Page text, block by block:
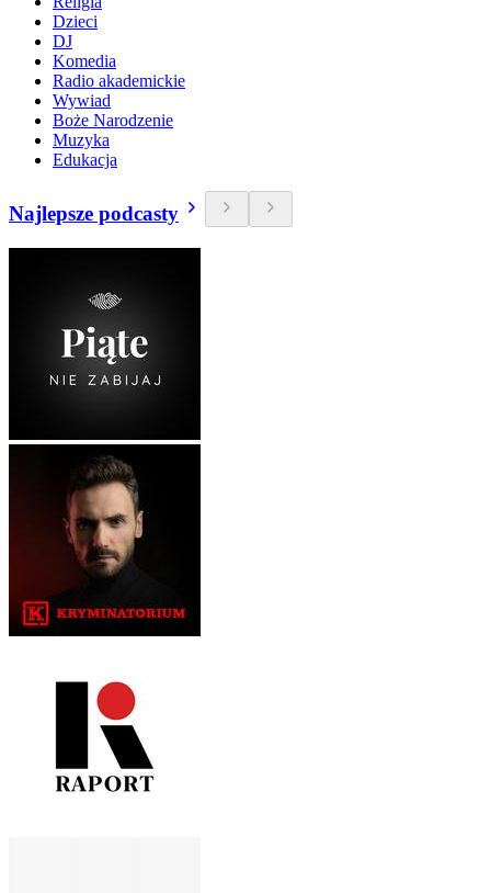
Dzieci
DJ
Komedia
Radio akademickie
Wywiad
Boże Narodzenie
Muzyka
Edukacja
Najlepsze podcasty